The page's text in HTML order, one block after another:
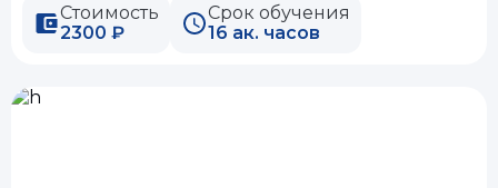
Стоимость
2300 ₽
Срок обучения
16 ак. часов